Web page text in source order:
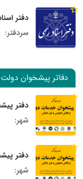
دفتر اسناد
سردفتر:
دفاتر پیشخوان دولت
دفتر پیشخوان
شهر:
دفتر
شهر: